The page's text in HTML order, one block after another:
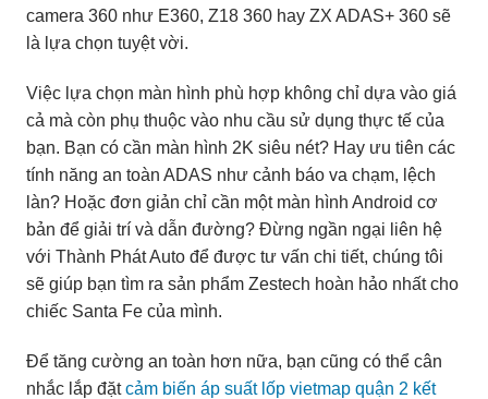
camera 360 như E360, Z18 360 hay ZX ADAS+ 360 sẽ
là lựa chọn tuyệt vời.
Việc lựa chọn màn hình phù hợp không chỉ dựa vào giá
cả mà còn phụ thuộc vào nhu cầu sử dụng thực tế của
bạn. Bạn có cần màn hình 2K siêu nét? Hay ưu tiên các
tính năng an toàn ADAS như cảnh báo va chạm, lệch
làn? Hoặc đơn giản chỉ cần một màn hình Android cơ
bản để giải trí và dẫn đường? Đừng ngần ngại liên hệ
với Thành Phát Auto để được tư vấn chi tiết, chúng tôi
sẽ giúp bạn tìm ra sản phẩm Zestech hoàn hảo nhất cho
chiếc Santa Fe của mình.
Để tăng cường an toàn hơn nữa, bạn cũng có thể cân
nhắc lắp đặtcảm biến áp suất lốp vietmap quận 2 kết